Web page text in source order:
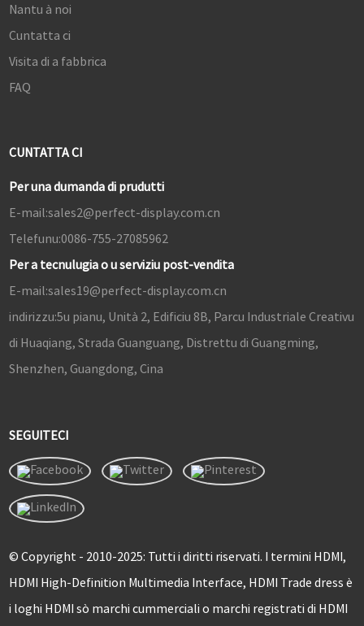
Nantu à noi
Cuntatta ci
Visita di a fabbrica
FAQ
CUNTATTA CI
Per una dumanda di prudutti
E-mail:sales2@perfect-display.com.cn
Telefunu:0086-755-27085962
Per a tecnulugia o u serviziu post-vendita
E-mail:sales19@perfect-display.com.cn
indirizzu:5u pianu, Unità 2, Edificiu 8B, Parcu Industriale Creativu
di Huaqiang, Strada Guanguang, Distrettu di Guangming,
Shenzhen, Guangdong, Cina
SEGUITECI
© Copyright - 2010-2025: Tutti i diritti riservati. I termini HDMI,
HDMI High-Definition Multimedia Interface, HDMI Trade dress è
i loghi HDMI sò marchi cummerciali o marchi registrati di HDMI